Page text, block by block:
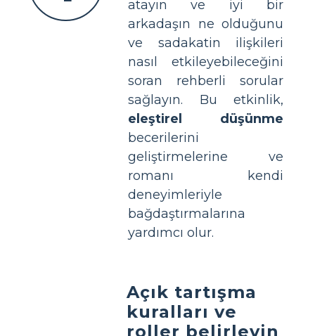
atayın ve iyi bir
arkadaşın ne olduğunu
ve sadakatin ilişkileri
nasıl etkileyebileceğini
soran rehberli sorular
sağlayın. Bu etkinlik,
eleştirel düşünme
becerilerini
geliştirmelerine ve
romanı kendi
deneyimleriyle
bağdaştırmalarına
yardımcı olur.
Açık tartışma
kuralları ve
roller belirleyin